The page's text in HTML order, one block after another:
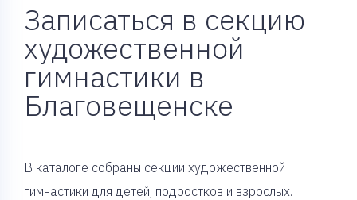
Записаться в секцию
художественной
гимнастики в
Благовещенске
В каталоге собраны секции художественной
гимнастики для детей, подростков и взрослых.